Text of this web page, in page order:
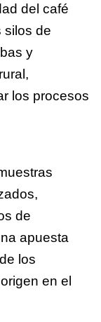
del café
silos de
y
los procesos
de
apuesta
los
en el